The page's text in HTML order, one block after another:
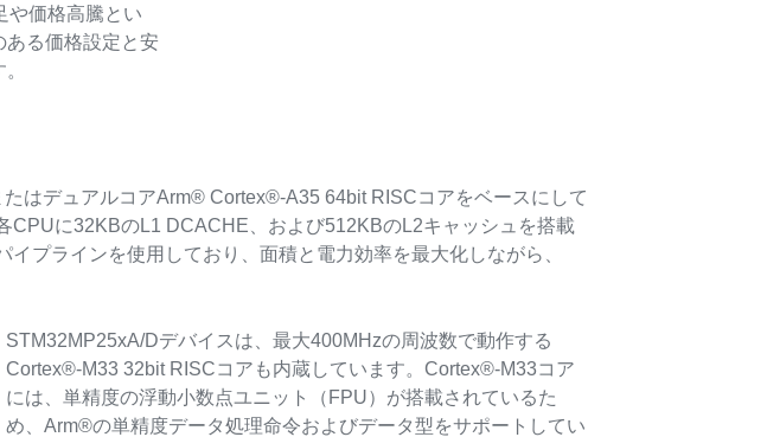
や価格高騰とい
ある価格設定と安
はデュアルコアArm® Cortex®-A35 64bit RISCコアをベースにして
に32KBのL1 DCACHE、および512KBのL2キャッシュを搭載
プラインを使用しており、面積と電力効率を最大化しながら、
STM32MP25xA/Dデバイスは、最大400MHzの周波数で動作する
Cortex®-M33 32bit RISCコアも内蔵しています。Cortex®-M33コア
には、単精度の浮動小数点ユニット（FPU）が搭載されているた
め、Arm®の単精度データ処理命令およびデータ型をサポートしてい